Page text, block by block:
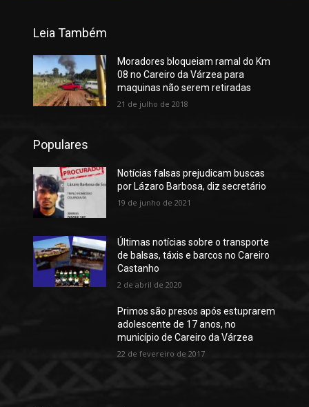
Leia Também
Moradores bloqueiam ramal do Km
08 no Careiro da Várzea para
maquinas não serem retiradas
21 de julho de 2018
Populares
Notícias falsas prejudicam buscas
por Lázaro Barbosa, diz secretário
19 de junho de 2021
Últimas notícias sobre o transporte
de balsas, táxis e barcos no Careiro
Castanho
2 de abril de 2020
Primos são presos após estuprarem
adolescente de 17 anos, no
município de Careiro da Várzea
22 de fevereiro de 2017